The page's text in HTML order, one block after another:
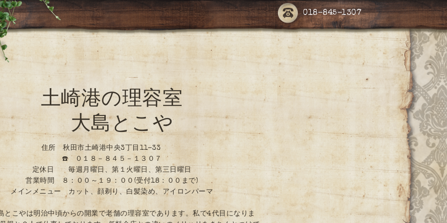
018-845-1307
土崎港の理容室
大島とこや
住所 秋田市土崎港中央3丁目11-33
☎️ ０１８－８４５－１３０７
定休日 毎週月曜日、第１火曜日、第三日曜日
営業時間 ８：００～１９：００(受付18：００まで)
メインメニュー カット、顔剃り、白髪染め、アイロンパーマ
とこやは明治中頃からの開業で老舗の理容室であります。私で4代目になりま